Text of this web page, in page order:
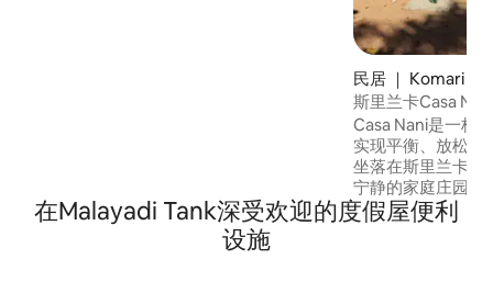
民居 ｜ Komari
斯里兰卡Casa
Casa Nani是一栋
实现平衡、放松并
坐落在斯里兰卡
宁静的家庭庄园中
与灵魂生活融为一体
房散发着质朴的
在Malayadi Tank深受欢迎的度假屋便利
设施